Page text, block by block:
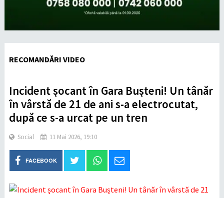
RECOMANDĂRI VIDEO
Incident șocant în Gara Bușteni! Un tânăr
în vârstă de 21 de ani s-a electrocutat,
după ce s-a urcat pe un tren
Social 11 Mai 2026, 19:10
FACEBOOK